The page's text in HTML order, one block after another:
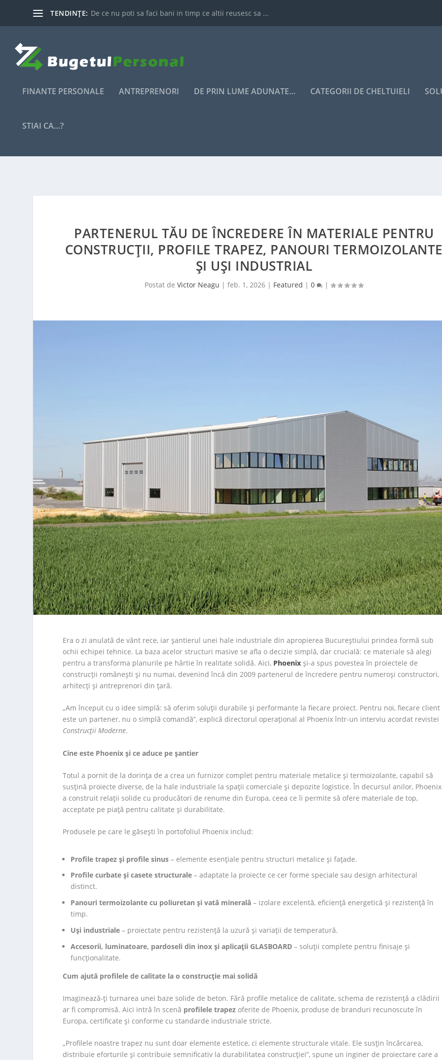
TENDINȚE: De ce nu poti sa faci bani in timp ce altii reusesc sa ...
FINANTE PERSONALE ANTREPRENORI DE PRIN LUME ADUNATE… CATEGORII DE CHELTUIELI
STIAI CA…?
PARTENERUL TĂU DE ÎNCREDERE ÎN MATERIALE PENTRU
CONSTRUCȚII, PROFILE TRAPEZ, PANOURI
ȘI UȘI INDUSTRIAL
Postat deVictor Neagu |feb. 1, 2026 | Featured |0 |
Era o zi anulată de vânt rece, iar șantierul unei hale industriale din apropierea Bucureștiului prindea formă sub
ochii echipei tehnice. La baza acelor structuri masive se afla o decizie simplă, dar crucială: ce materiale să alegi
pentru a transforma planurile pe hârtie în realitate solidă. Aici, Phoenix și-a spus povestea în proiectele de
construcții românești și nu numai, devenind încă din 2009 partenerul de încredere pentru numeroși constructori,
arhitecți și antreprenori din țară.
„Am început cu o idee simplă: să oferim soluții durabile și performante la fiecare proiect. Pentru noi, fiecare client
este un partener, nu o simplă comandă”, explică directorul operațional al Phoenix într-un interviu acordat revistei
Construcții Moderne.
Cine este Phoenix și ce aduce pe șantier
Totul a pornit de la dorința de a crea un furnizor complet pentru materiale metalice și termoizolante, capabil să
susțină proiecte diverse, de la hale industriale la spații comerciale și depozite logistice. În decursul anilor, Phoenix
a construit relații solide cu producători de renume din Europa, ceea ce îi permite să ofere materiale de top,
acceptate pe piață pentru calitate și durabilitate.
Produsele pe care le găsești în portofoliul Phoenix includ:
Profile trapez și profile sinus – elemente esențiale pentru structuri metalice și fațade.
Profile curbate și casete structurale – adaptate la proiecte ce cer forme speciale sau design arhitectural
distinct.
Panouri termoizolante cu poliuretan și vată minerală – izolare excelentă, eficiență energetică și rezistență în
timp.
Uși industriale – proiectate pentru rezistență la uzură și variații de temperatură.
Accesorii, luminatoare, pardoseli din inox și aplicații GLASBOARD – soluții complete pentru finisaje și
funcționalitate.
Cum ajută profilele de calitate la o construcție mai solidă
Imaginează‑ți turnarea unei baze solide de beton. Fără profile metalice de calitate, schema de rezistență a clădirii
ar fi compromisă. Aici intră în scenă profilele trapez oferite de Phoenix, produse de branduri recunoscute în
Europa, certificate și conforme cu standarde industriale stricte.
„Profilele noastre trapez nu sunt doar elemente estetice, ci elemente structurale vitale. Ele susțin încărcarea,
distribuie eforturile și contribuie semnificativ la durabilitatea construcției”, spune un inginer de proiectare care a